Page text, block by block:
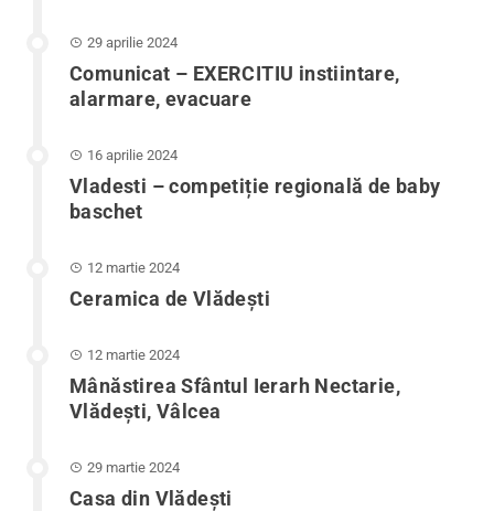
29 aprilie 2024
Comunicat – EXERCITIU instiintare,
alarmare, evacuare
16 aprilie 2024
Vladesti – competiție regională de baby
baschet
12 martie 2024
Ceramica de Vlădești
12 martie 2024
Mânăstirea Sfântul Ierarh Nectarie,
Vlădești, Vâlcea
29 martie 2024
Casa din Vlădeşti